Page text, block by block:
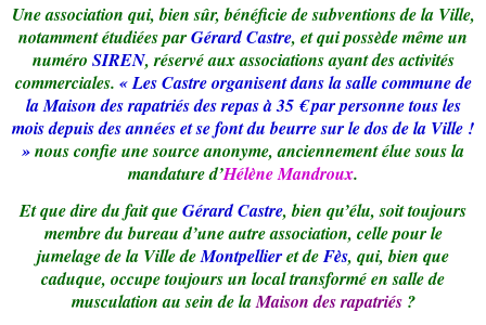
Une association qui, bien sûr, bénéficie de subventions de la Ville,
notamment étudiées parGérard Castre, et qui possède même un
numéro SIREN, réservé aux associations ayant des activités
commerciales. « Les Castre organisent dans la salle commune de
la Maison des rapatriés des repas à 35 € par personne tous les
mois depuis des années et se font du beurre sur le dos de la Ville !
»nous confie une source anonyme, anciennement élue sous la
mandature d’Hélène Mandroux.
Et que dire du fait queGérard Castre, bien qu’élu, soit toujours
membre du bureau d’une autre association, celle pour le
jumelage de la Ville deMontpellieret deFès, qui, bien que
caduque, occupe toujours un local transformé en salle de
musculation au sein de laMaison des rapatriés ?